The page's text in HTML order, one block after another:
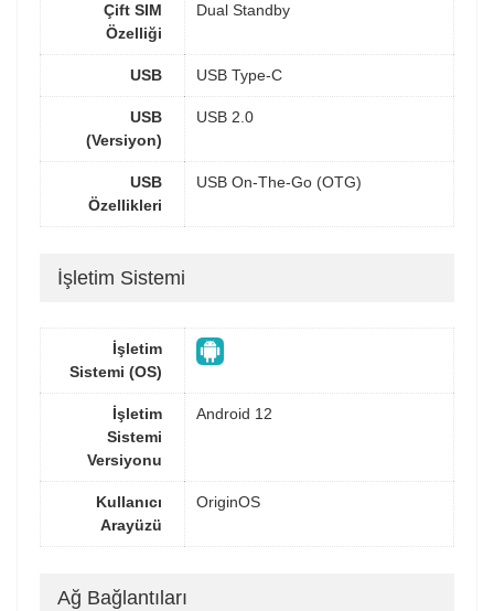
Çift SIM
Özelliği
Dual Standby
USB USB Type-C
USB
(Versiyon)
USB 2.0
USB
Özellikleri
USB On-The-Go (OTG)
İşletim Sistemi
İşletim
Sistemi (OS)
İşletim
Sistemi
Versiyonu
Android 12
Kullanıcı
Arayüzü
OriginOS
Ağ Bağlantıları